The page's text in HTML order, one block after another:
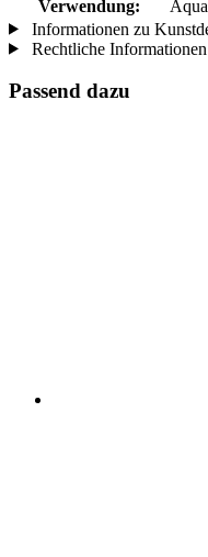
Verwendung:
Informationen zu
Rechtliche Informationen
Passend dazu